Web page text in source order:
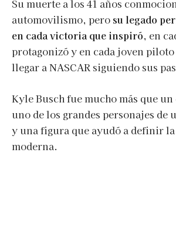
Su muerte a los 41 años
automovilismo, pero su legado
en cada victoria que inspiró, en
protagonizó y en cada joven piloto
llegar a NASCAR siguiendo sus
Kyle Busch fue mucho más que
uno de los grandes personajes de
y una figura que ayudó a definir la
moderna.